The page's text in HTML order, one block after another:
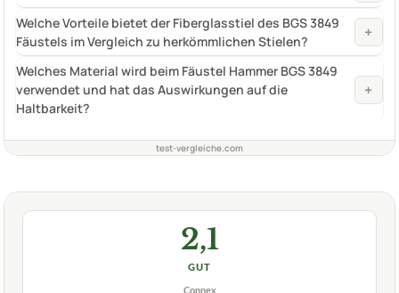
Welche Vorteile bietet der Fiberglasstiel des BGS 3849
Fäustels im Vergleich zu herkömmlichen Stielen?
+
Welches Material wird beim Fäustel Hammer BGS 3849
verwendet und hat das Auswirkungen auf die
Haltbarkeit?
+
test-vergleiche.com
2,1
GUT